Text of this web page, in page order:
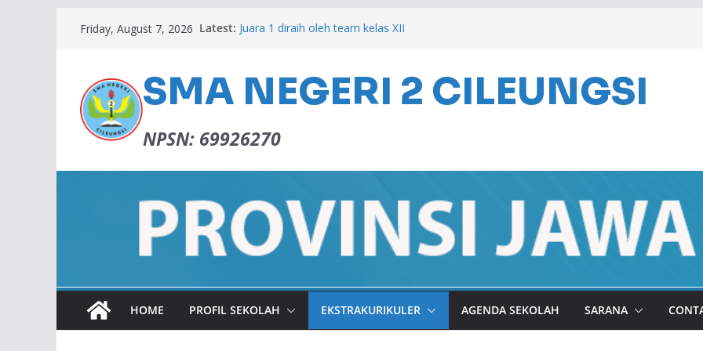
Friday, August 7, 2026 Latest: Juara 1 diraih oleh team kelas XII
Memperingati Isra Mi”raj Nabi Muhammad SAW tahun 2026
ADIWIYATA SMAN 2 CILEUNGSI 2026
SMA NEGERI 2 CILEUNGSI
NPSN: 69926270
HOME PROFIL SEKOLAH EKSTRAKURIKULER AGENDA SEKOLAH SARANA